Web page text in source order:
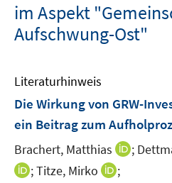
im Aspekt
Aufschwung-Ost"
Literaturhinweis
Die Wirkung von GRW-
ein Beitrag zum
Brachert, Matthias
I;
I;Titze, Mirko
I;